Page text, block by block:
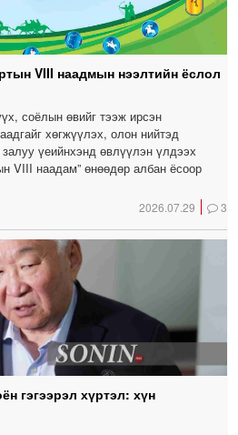
VIII наадмын нээлтийн ёслол
соёлын өвийг тээж ирсэн
хөгжүүлэх, олон нийтэд
үеийнхэнд өвлүүлэн үлдээх
VIII наадам” өнөөдөр албан ёсоор
2026.07.29 3
гэгээрэл хүртэл: хүн